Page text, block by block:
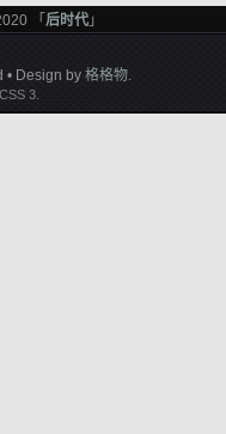
「 后时代 」
• Design by 格格物.
3.